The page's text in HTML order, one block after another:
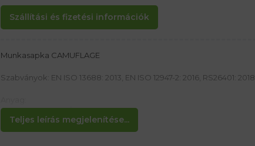
Szállítási és fizetési információk
Teljes leírás megjelenítése...
Munkasapka CAMUFLAGE
Szabványok: EN ISO 13688: 2013, EN ISO 12947-2: 2016, RS26401: 2018
100% pamut 175 g /m2
Jellemzők: